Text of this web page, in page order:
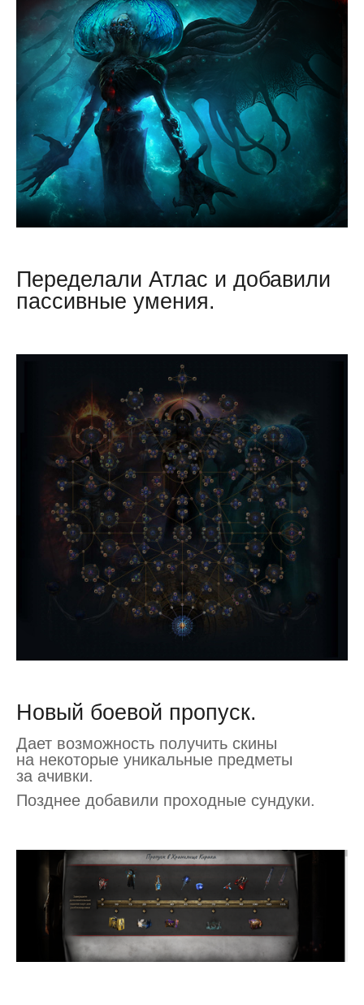
Переделали Атлас и добавили
пассивные умения.
Новый боевой пропуск.
Дает возможность получить скины
на некоторые уникальные предметы
за ачивки.
Позднее добавили проходные сундуки.